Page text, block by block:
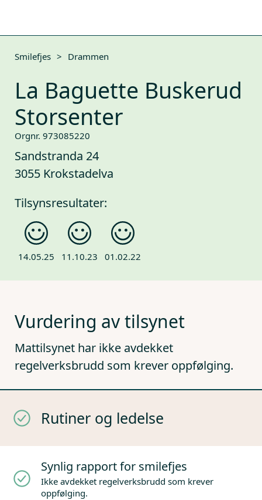
Smilefjes > Drammen
La Baguette Buskerud
Storsenter
Orgnr. 973085220
Sandstranda 24
3055 Krokstadelva
Tilsynsresultater:
14.05.25 11.10.23 01.02.22
Vurdering av tilsynet
Mattilsynet har ikke avdekket
regelverksbrudd som krever oppfølging.
Rutiner og ledelse
Synlig rapport for smilefjes
Ikke avdekket regelverksbrudd som krever
oppfølging.